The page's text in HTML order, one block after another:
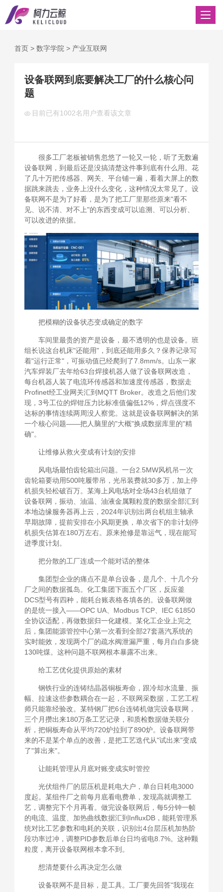
首页> 数字学院 > 产业互联网
设备联网到底要解决工厂的什么核心问
题
目前已有1002名用户查看该文章
很多工厂老板被销售忽悠了一轮又一轮，听了无数遍
设备联网，到最后还是没搞清楚这件事到底有什么用。花
了几十万把传感器、网关、平台铺一遍，看着大屏上的数
据跳来跳去，业务上没什么变化，这种情况太常见了。设
备联网不是为了好看，是为了把工厂里那些原来"看不
见、说不清、对不上"的东西变成可以追溯、可以分析、
可以改进的依据。
把模糊的设备状态变成确定的数字
车间里最贵的资产是设备，最不透明的也是设备。班
组长说这台机床"还能用"，到底还能用多久？保养记录写
着"运行正常"，可振动值已经爬到了7.8mm/s。山东一家
汽车焊装厂去年给63台焊接机器人做了设备联网改造，
每台机器人装了电流环传感器和加速度传感器，数据走
Profinet经工业网关汇到MQTT Broker。改造之后他们发
现，3号工位的焊钳压力比标准值偏低12%，焊点强度不
达标的事情连续两周没人察觉。这就是设备联网解决的第
一个核心问题——把人脑里的"大概"换成数据库里的"精
确"。
让维修从救火变成有计划的安排
风电场最怕齿轮箱出问题。一台2.5MW风机吊一次
齿轮箱要动用500吨履带吊，光吊装费就30多万，加上停
机损失轻松破百万。某海上风电场对全场43台机组做了
设备联网，振动、油温、油液金属颗粒度的数据全部汇到
本地边缘服务器再上云，2024年识别出两台机组主轴承
早期故障，提前安排在小风期更换，单次省下的非计划停
机损失估算在180万左右。原来抢修是靠运气，现在能写
进季度计划。
把分散的工厂连成一个能对话的整体
集团型企业的痛点不是单台设备，是几个、十几个分
厂之间的数据孤岛。化工集团下面五个厂区，反应釜
DCS型号有四种，能耗台账表格各填各的。设备联网做
的是统一接入——OPC UA、Modbus TCP、IEC 61850
全协议适配，再做数据归一化建模。某化工企业上完之
后，集团能源管控中心第一次看到全部27套蒸汽系统的
实时能效，发现两个厂的疏水阀泄漏严重，每月白白多烧
130吨煤。这种问题不联网根本暴露不出来。
给工艺优化提供原始的素材
钢铁行业的连铸结晶器铜板寿命，跟冷却水流量、振
幅、拉速这些参数耦合在一起，不联网采数据，工艺工程
师只能靠经验改。某特钢厂把6台连铸机做完设备联网，
三个月攒出来180万条工艺记录，和质检数据做关联分
析，把铜板寿命从平均720炉拉到了890炉。设备联网带
来的不是某个单点的改善，是把工艺迭代从"试出来"变成
了"算出来"。
让能耗管理从月底对账变成实时管控
光伏组件厂的层压机是耗电大户，单台日耗电3000
度起。某组件厂之前每月底看电费单，发现高就调整工
艺，调整完下个月再看。做完设备联网后，每5分钟一帧
的电流、温度、加热曲线数据汇到InfluxDB，能耗管理系
统对比工艺参数和电耗的关联，识别出4台层压机加热阶
段功率过冲，调整PID参数后单台日均省电8.7%。这种颗
粒度，离开设备联网根本拿不到。
想清楚要什么再决定怎么做
设备联网不是目标，是工具。工厂要先回答"我现在